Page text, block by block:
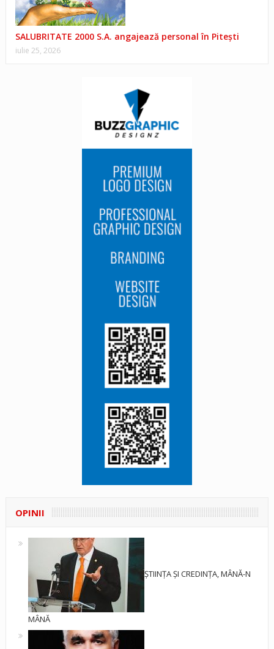
SALUBRITATE 2000 S.A. angajează personal în Pitești
iulie 25, 2026
OPINII
ȘTIINȚA ȘI CREDINȚA, MÂNĂ-N
MÂNĂ